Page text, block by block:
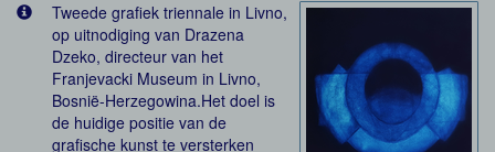
Tweede grafiek triennale in Livno,
op uitnodiging van Drazena
Dzeko, directeur van het
Franjevacki Museum in Livno,
Bosnië-Herzegowina.Het doel is
de huidige positie van de
grafische kunst te versterken